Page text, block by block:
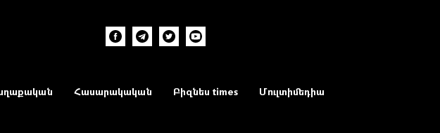
Հասարակական Բիզնես times Մուլտիմեդիա